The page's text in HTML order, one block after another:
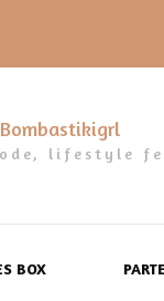
lifestyle
BOX